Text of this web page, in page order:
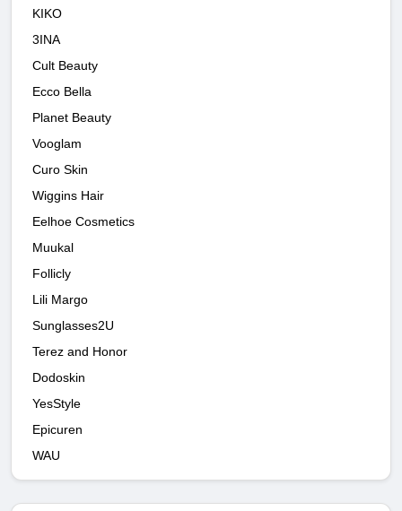
KIKO
3INA
Cult Beauty
Ecco Bella
Planet Beauty
Vooglam
Curo Skin
Wiggins Hair
Eelhoe Cosmetics
Muukal
Follicly
Lili Margo
Sunglasses2U
Terez and Honor
Dodoskin
YesStyle
Epicuren
WAU